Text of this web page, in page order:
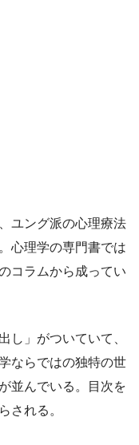
ユング派の心理療法
心理学の専門書では
コラムから成ってい
」がついていて、
ならではの独特の世
並んでいる。目次を
される。